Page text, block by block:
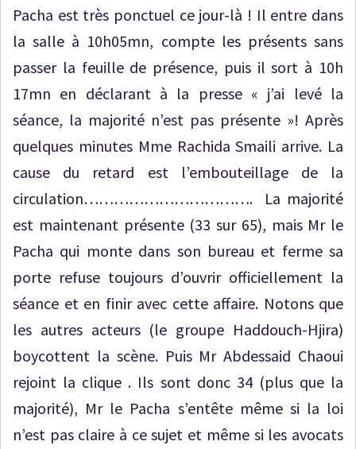
Pacha est très ponctuel ce jour-là ! Il entre dans
la salle à 10h05mn, compte les présents sans
passer la feuille de présence, puis il sort à 10h
17mn en déclarant à la presse « j’ai levé la
séance, la majorité n’est pas présente »! Après
quelques minutes Mme Rachida Smaili arrive. La
cause du retard est l’embouteillage de la
circulation……………………………. La majorité
est maintenant présente (33 sur 65), mais Mr le
Pacha qui monte dans son bureau et ferme sa
porte refuse toujours d’ouvrir officiellement la
séance et en finir avec cette affaire. Notons que
les autres acteurs (le groupe Haddouch-Hjira)
boycottent la scène. Puis Mr Abdessaid Chaoui
rejoint la clique . Ils sont donc 34 (plus que la
majorité), Mr le Pacha s’entête même si la loi
n’est pas claire à ce sujet et même si les avocats